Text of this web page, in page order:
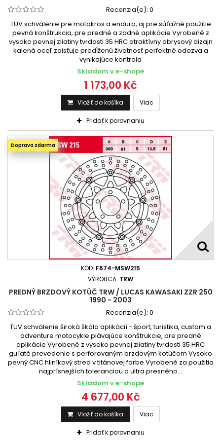
Kawasaki 250 NINJA EX R 2007 - 2014
Kawasaki 250 NINJA SL ABS 2014 - 2018
Kawasaki 250 NINJA ZX 2013
Kawasaki 250 SC EPSYLON 2002 - 2003
Kawasaki 250 SM / SM F 2006
Kawasaki 250 VERSYS X 2017
Kawasaki 250 Z ABS / Z SL ABS 2015 - 2017
Kawasaki 250 ZR / ZXR / ZXR R 1989 - 2002
KAWASAKI 250 Z SL 2015 -
KAWASAKI 250 ZZR 1992 -
Kawasaki 250 ZZR 1996 - 2004
Kawasaki KDX 250 1991 - 1998
Kawasaki KX 250 2003 - 2005
Kawasaki KX 250 2006 - 2008
Kawasaki KX 250 F 2004 - 2005
Kawasaki KX 250 F 2006 - 2014
Kawasaki KX 250 F 2015 -
Kawasaki ZZR 250 1990 - 2003
Recenzia(e): 0
TÜV schválenie pre motokros a enduro, aj pre súťažné použitie
pevná konštrukcia, pre predné a zadné aplikácie Vyrobené z
vysoko pevnej zliatiny tvrdosti 35 HRC atraktívny obrysový dizajn
kalená oceľ zaisťuje predĺženú životnosť perfektné odozva a
vynikajúce kontrola
Skladom v e-shope
1 173,00 Kč
Vložiť do košíka Viac
Pridať k porovnaniu
Doprava zdarma
KÓD: F674-MSW215
VÝROBCA: TRW
PREDNÝ BRZDOVÝ KOTÚČ TRW / LUCAS KAWASAKI ZZR 250
1990 - 2003
Recenzia(e): 0
TÜV schválenie široká škála aplikácií - šport, turistika, custom a
adventure motocykle plávajúce konštrukcie, pre predné
aplikácie Vyrobené z vysoko pevnej zliatiny tvrdosti 35 HRC
guľaté prevedenie s perforovaným brzdovým kotúčom Vysoko
pevný CNC hliníkový stred v titánovej farbe Vyrobené za použitia
najprísnejších toleranciou a ultra presného...
Skladom v e-shope
4 677,00 Kč
Vložiť do košíka Viac
Pridať k porovnaniu